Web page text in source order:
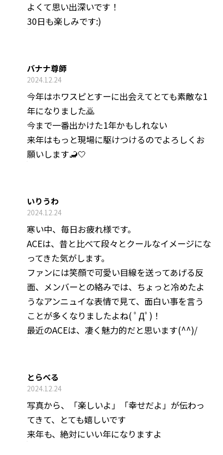
よくて思い出深いです！
30日も楽しみです:)
バナナ尊師
2024.12.24
今年はホワスピとすーに出会えてとても素敵な1
年になりました🙇
今まで一番出かけた1年かもしれない
来年はもっと現場に駆けつけるのでよろしくお
願いします🦂🤍
いりうわ
2024.12.24
寒い中、毎日お疲れ様です。
ACEは、昔と比べて段々とクールなイメージにな
ってきた気がします。
ファンには笑顔で可愛い目線を送ってあげる反
面、メンバーとの絡みでは、ちょっと冷めたよ
うなアンニュイな表情で見て、面白い事を言う
ことが多くなりましたよね( ﾟДﾟ)！
最近のACEは、凄く魅力的だと思います(^^)/
とらべる
2024.12.24
写真から、「楽しいよ」「幸せだよ」が伝わっ
てきて、とても嬉しいです
来年も、絶対にいい年になりますよ